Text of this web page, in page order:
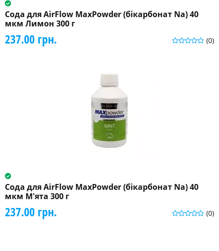
Сода для AirFlow MaxPowder (бікарбонат Na) 40
мкм Лимон 300 г
(0)
237.00 грн.
Сода для AirFlow MaxPowder (бікарбонат Na) 40
мкм М'ята 300 г
(0)
237.00 грн.